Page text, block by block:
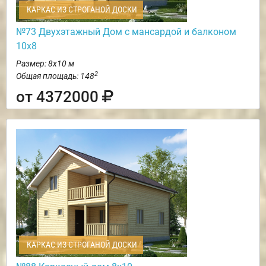
КАРКАС ИЗ СТРОГАНОЙ ДОСКИ
№73 Двухэтажный Дом с мансардой и балконом
10х8
Размер: 8х10 м
Общая площадь: 1482
от 4372000
КАРКАС ИЗ СТРОГАНОЙ ДОСКИ